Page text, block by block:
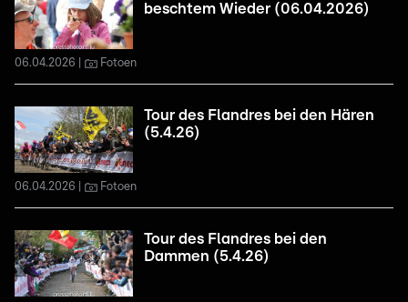
beschtem Wieder (06.04.2026)
06.04.2026 Fotoen
Tour des Flandres bei den Hären
(5.4.26)
06.04.2026 Fotoen
Tour des Flandres bei den
Dammen (5.4.26)